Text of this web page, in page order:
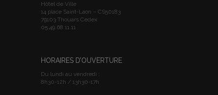
Hôtel de Ville
14 place Saint-Laon – CS50183
79103 Thouars Cedex
05.49.68.11.11
HORAIRES D’OUVERTURE
Du lundi au vendredi :
8h30-12h / 13h30-17h